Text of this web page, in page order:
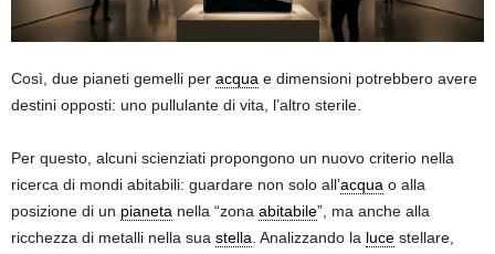
Così, due pianeti gemelli per acqua e dimensioni potrebbero avere
destini opposti: uno pullulante di vita, l’altro sterile.
Per questo, alcuni scienziati propongono un nuovo criterio nella
ricerca di mondi abitabili: guardare non solo all’acqua o alla
posizione di un pianeta nella “zona abitabile”, ma anche alla
ricchezza di metalli nella sua stella . Analizzando la luce stellare,